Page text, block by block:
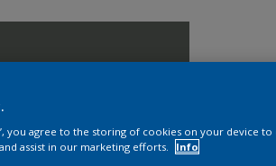
you agree to the storing of cookies on your device to
assist in our marketing efforts.
Info